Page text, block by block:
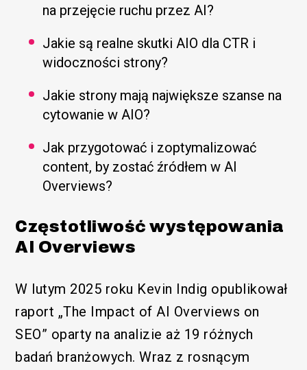
na przejęcie ruchu przez AI?
Jakie są realne skutki AIO dla CTR i
widoczności strony?
Jakie strony mają największe szanse na
cytowanie w AIO?
Jak przygotować i zoptymalizować
content, by zostać źródłem w AI
Overviews?
Częstotliwość występowania
AI Overviews
W lutym 2025 roku Kevin Indig opublikował
raport „The Impact of AI Overviews on
SEO” oparty na analizie aż 19 różnych
badań branżowych. Wraz z rosnącym